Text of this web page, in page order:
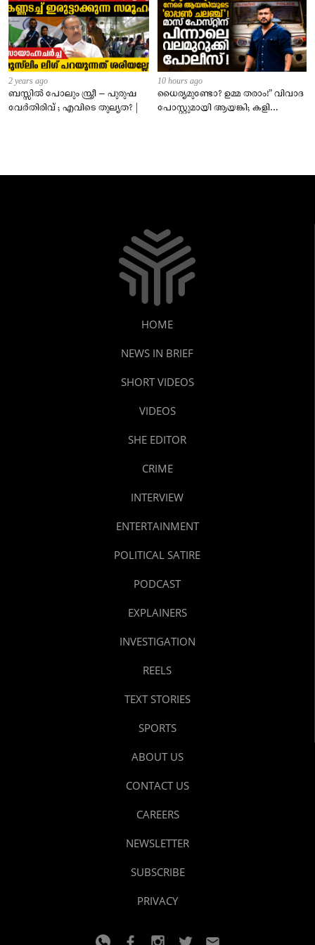
2 years ago
ബസ്സിൽ പോലും സ്ത്രീ – പുരുഷ
വേർതിരിവ് ; എവിടെ തുല്യത? |
10 hours ago
ധൈര്യമുണ്ടോ? ഉമ്മ തരാം!” വിവാദ
പോസ്റ്റുമായി ആയങ്കി; കളി
HOME
NEWS IN BRIEF
SHORT VIDEOS
VIDEOS
SHE EDITOR
CRIME
INTERVIEW
ENTERTAINMENT
POLITICAL SATIRE
PODCAST
EXPLAINERS
INVESTIGATION
REELS
TEXT STORIES
SPORTS
ABOUT US
CONTACT US
CAREERS
NEWSLETTER
SUBSCRIBE
PRIVACY